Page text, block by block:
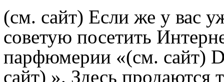
(см. сайт) Если же у вас
советую посетить
парфюмерии «(см. сайт)
сайт) ». Здесь продаются